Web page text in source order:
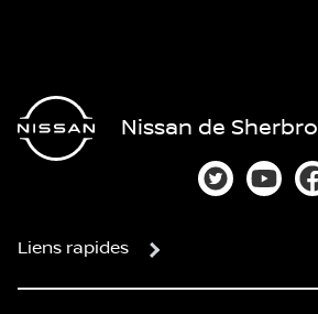
Nissan de
Lien vers
Lien
Liens rapides